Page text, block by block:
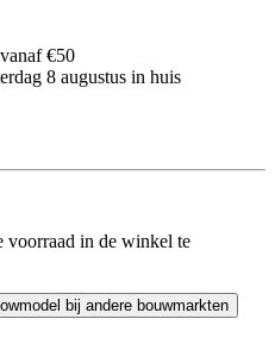
€50
8 augustus in huis
voorraad in de winkel te
bij andere bouwmarkten